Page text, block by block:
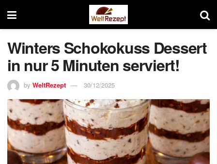
Winters Schokokuss Dessert
in nur 5 Minuten serviert!
by WeltRezept 30/12/2025